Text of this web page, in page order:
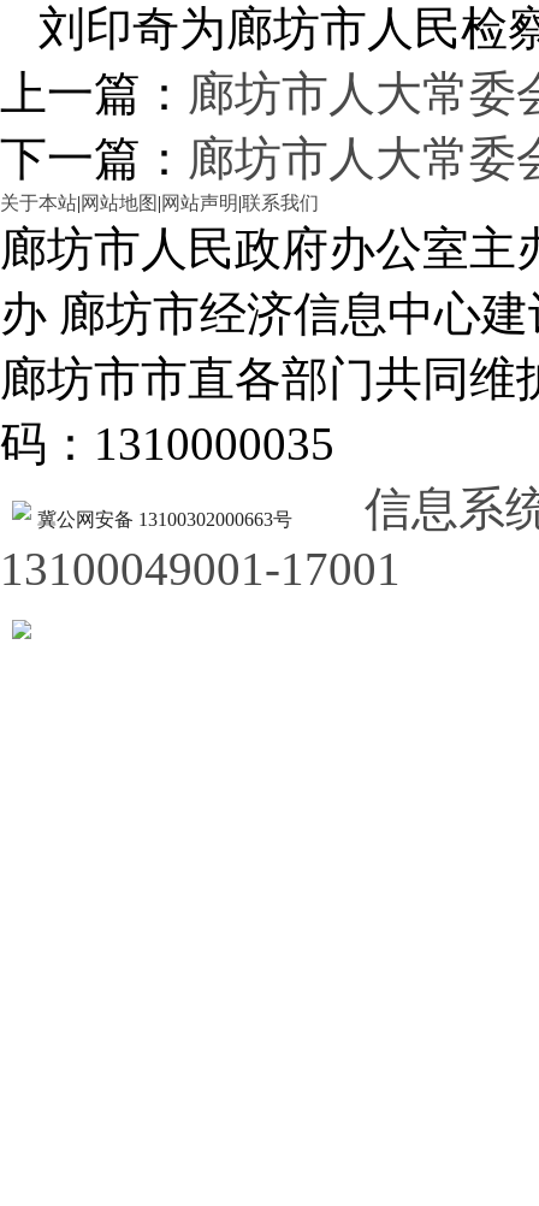
刘印奇为廊坊市人民检
上一篇： 廊坊市人大常委
下一篇： 廊坊市人大常委
关于本站|网站地图 |网站声明|联系我们
廊坊市人民政府办公室
办 廊坊市经济信息中心建
廊坊市市直各部门共同
码：1310000035
冀公网安备 13100302000663号
信息系
13100049001-17001